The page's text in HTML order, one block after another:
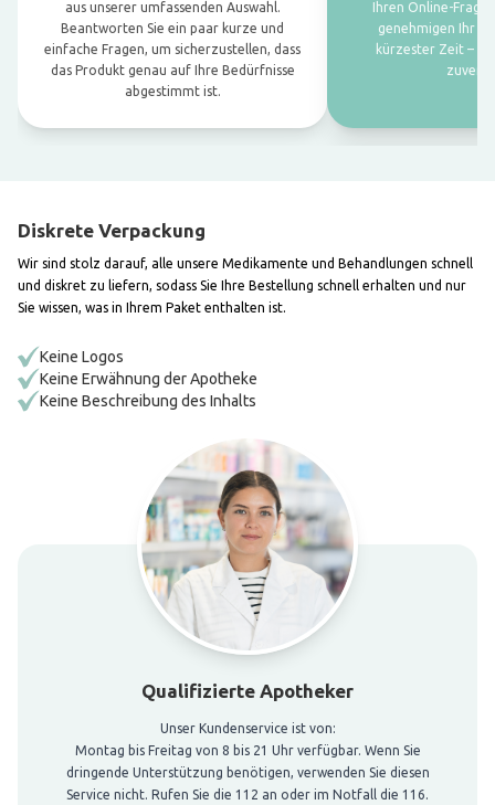
aus unserer umfassenden Auswahl.
Beantworten Sie ein paar kurze und
einfache Fragen, um sicherzustellen, dass
das Produkt genau auf Ihre Bedürfnisse
abgestimmt ist.
Ihren Online-
genehmigen Ihr
kürzester Zeit –
Diskrete Verpackung
Wir sind stolz darauf, alle unsere Medikamente und Behandlungen schnell
und diskret zu liefern, sodass Sie Ihre Bestellung schnell erhalten und nur
Sie wissen, was in Ihrem Paket enthalten ist.
Keine Logos
Keine Erwähnung der Apotheke
Keine Beschreibung des Inhalts
Qualifizierte Apotheker
Unser Kundenservice ist von:
Montag bis Freitag von 8 bis 21 Uhr verfügbar. Wenn Sie
dringende Unterstützung benötigen, verwenden Sie diesen
Service nicht. Rufen Sie die 112 an oder im Notfall die 116.